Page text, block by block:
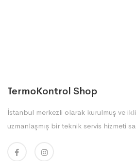
TermoKontrol Shop
İstanbul merkezli olarak kurulmuş ve
uzmanlaşmış bir teknik servis hizmeti